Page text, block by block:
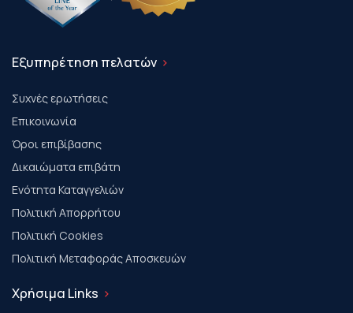
Εξυπηρέτηση πελατών
Συχνές ερωτήσεις
Επικοινωνία
Όροι επιβίβασης
Δικαιώματα επιβάτη
Ενότητα Καταγγελιών
Πολιτική Απορρήτου
Πολιτική Cookies
Πολιτική Μεταφοράς Αποσκευών
Χρήσιμα Links